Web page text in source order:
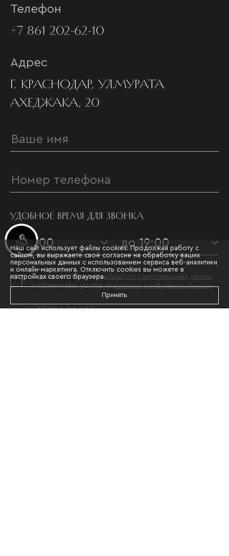
Инвестиционные лоты
Телефон
+7 861 202-62-10
Адрес
Г. КРАСНОДАР, УЛ.МУРАТА
АХЕДЖАКА, 20
УДОБНОЕ ВРЕМЯ ДЛЯ ЗВОНКА
с 09:00 до 19:00
Я даю согласие наобработку персональных данных
и принимаю условияполитики конфиденциальности
ОТПРАВИТЬ
Наш сайт использует файлы cookies. Продолжая работу с
сайтом, вы выражаете своё согласие на обработку ваших
персональных данных с использованием сервиса веб-аналитики
и онлайн-маркетинга. Отключить cookies вы можете в
настройках своего браузера.
Принять